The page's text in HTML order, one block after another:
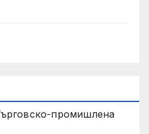
промишлена